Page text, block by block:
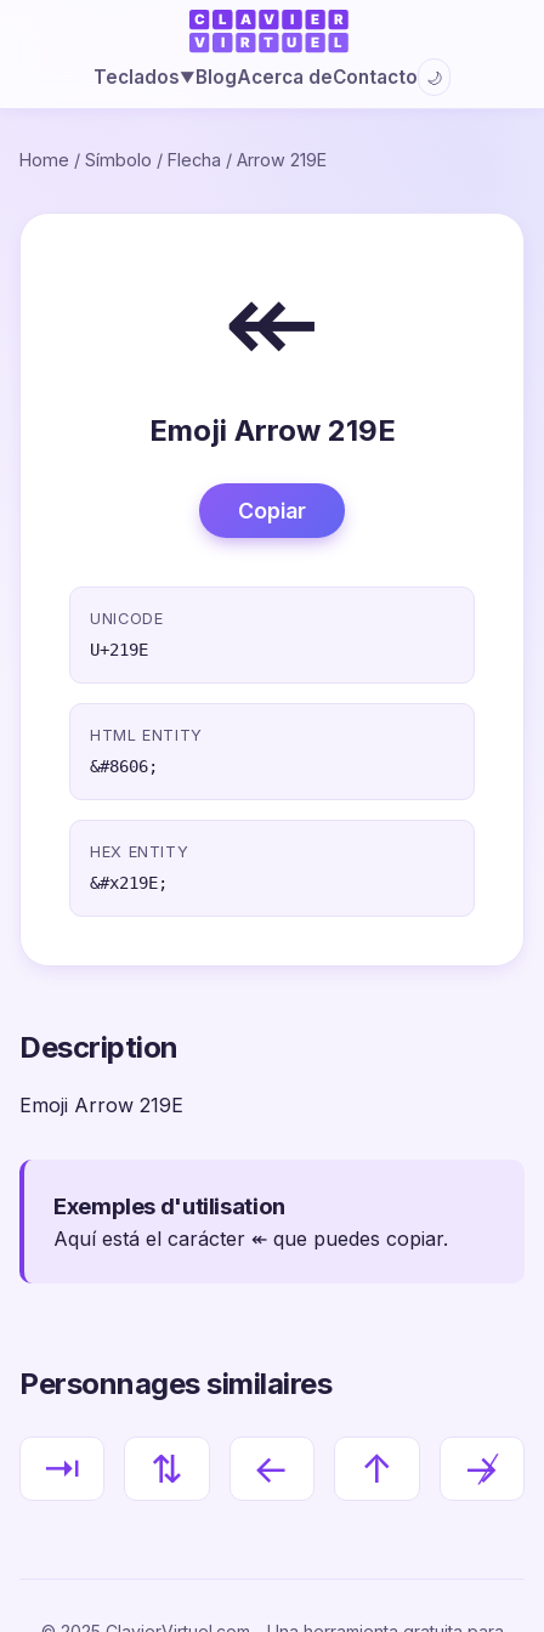
Teclados▼BlogAcerca deContacto 🌙
Home / Símbolo / Flecha / Arrow 219E
↞
Emoji Arrow 219E
Copiar
UNICODE
U+219E
HTML ENTITY
&#8606;
HEX ENTITY
&#x219E;
Description
Emoji Arrow 219E
Exemples d'utilisation
Aquí está el carácter ↞ que puedes copiar.
Personnages similaires
⇥ ⇅ ← ↑ ↛